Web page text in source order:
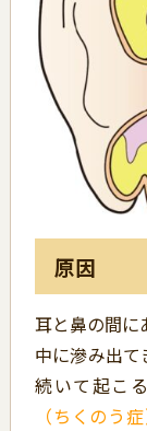
原因
耳と鼻の間に
中に滲み出て
続いて起こ
（ちくのう症